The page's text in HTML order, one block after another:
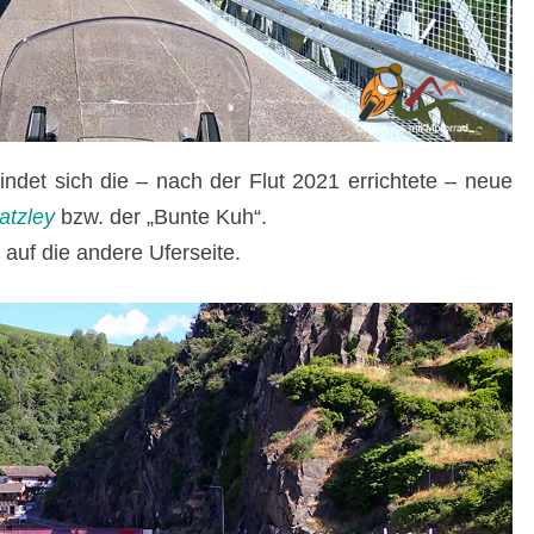
sich die – nach der Flut 2021 errichtete – neue
bzw. der „Bunte Kuh“.
die andere Uferseite.